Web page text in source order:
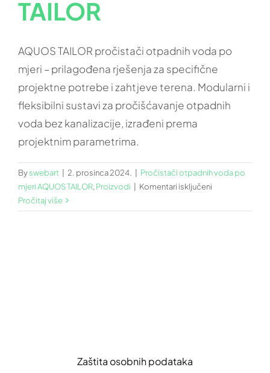
SERVIS
POŠALJI PORUKU
TAILOR
AQUOS TAILOR pročistači otpadnih voda po
mjeri – prilagođena rješenja za specifične
projektne potrebe i zahtjeve terena. Modularni i
fleksibilni sustavi za pročišćavanje otpadnih
voda bez kanalizacije, izrađeni prema
projektnim parametrima.
Byswebart | 2. prosinca 2024. | Pročistači otpadnih voda po
mjeri AQUOS TAILOR, Proizvodi | Komentari isključeni
otpadnih
Pročitaj više
Zaštita osobnih podataka